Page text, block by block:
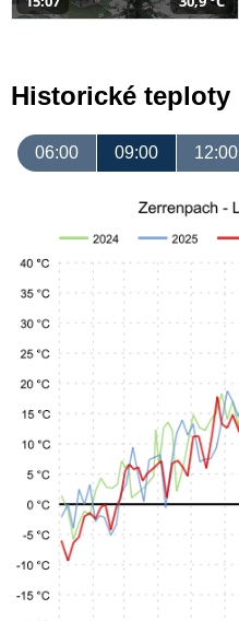
Historické teploty
06:00 09:00 12:00